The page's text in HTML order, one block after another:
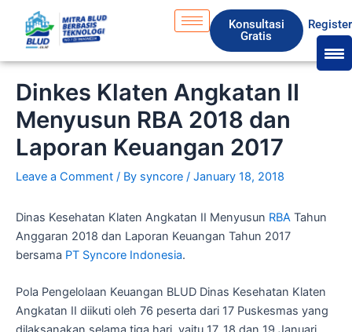
content
Konsultasi
Gratis
Register
Dinkes Klaten Angkatan II
Menyusun RBA 2018 dan
Laporan Keuangan 2017
Leave a Comment / By syncore / January 18, 2018
Dinas Kesehatan Klaten Angkatan II Menyusun RBA Tahun
Anggaran 2018 dan Laporan Keuangan Tahun 2017
bersama PT Syncore Indonesia.
Pola Pengelolaan Keuangan BLUD Dinas Kesehatan Klaten
Angkatan II diikuti oleh 76 peserta dari 17 Puskesmas yang
c
h